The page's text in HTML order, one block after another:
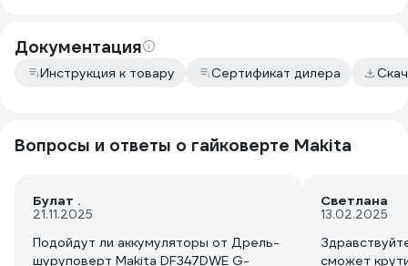
Документация
Инструкция к товару Сертификат дилера
Вопросы и ответы о гайковерте Makita
Булат .
21.11.2025
Подойдут ли аккумуляторы от Дрель-
шуруповерт Makita DF347DWE G-
Светлана
13.02.2025
сможет